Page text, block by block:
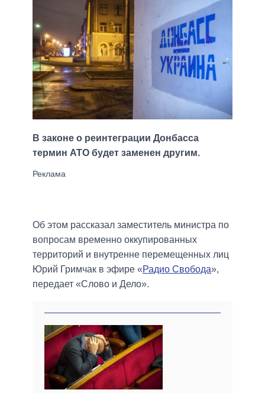
В законе о реинтеграции Донбасса
термин АТО будет заменен другим.
Об этом рассказал заместитель министра по
вопросам временно оккупированных
территорий и внутренне перемещенных лиц
Юрий Гримчак в эфире «Радио Свобода»,
передает «Слово и Дело».